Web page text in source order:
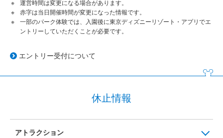
運営時間は変更になる場合があります。
赤字は当日開催時間が変更になった情報です。
一部のパーク体験では、入園後に東京ディズニーリゾート・アプリでエ
ントリーしていただくことが必要です。
エントリー受付について
休止情報
アトラクション